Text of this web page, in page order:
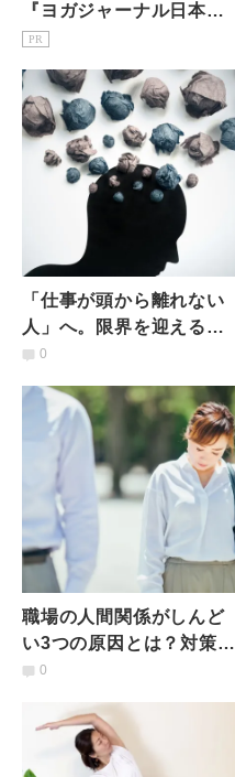
『ヨガジャーナル日本
版』予約購読のご案内
PR
「仕事が頭から離れない
人」へ。限界を迎える前
に知ってほしい仕事の向
0
職場の人間関係がしんど
い3つの原因とは？対策を
臨床心理士が解説
0